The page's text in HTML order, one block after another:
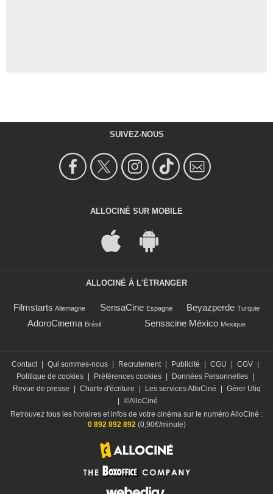
SUIVEZ-NOUS
ALLOCINÉ SUR MOBILE
ALLOCINÉ À L'ÉTRANGER
Filmstarts Allemagne SensaCine Espagne Beyazperde Turquie
AdoroCinema Brésil Sensacine México Mexique
Contact | Qui sommes-nous | Recrutement | Publicité | CGU | CGV |
Politique de cookies | Préférences cookies | Données Personnelles |
Revue de presse
| Charte d'écriture | Les services AlloCiné | Gérer Utiq
| ©AlloCiné
Retrouvez tous les horaires et infos de votre cinéma sur le numéro AlloCiné :
0 892 892 892 (0,90€/minute)